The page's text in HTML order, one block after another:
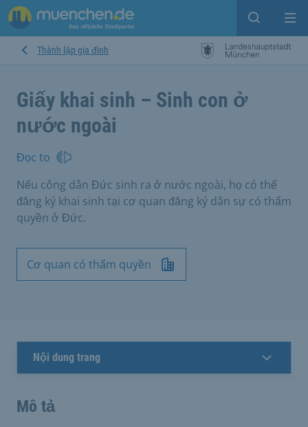
Open
Thành lập gia đình
Giấy khai sinh – Sinh con ở
nước ngoài
Đọc to
Nếu công dân Đức sinh ra ở nước ngoài, họ có thể
đăng ký khai sinh tại cơ quan đăng ký dân sự có thẩm
quyền ở Đức.
Cơ quan có thẩm quyền
Nội dung trang
Mô tả